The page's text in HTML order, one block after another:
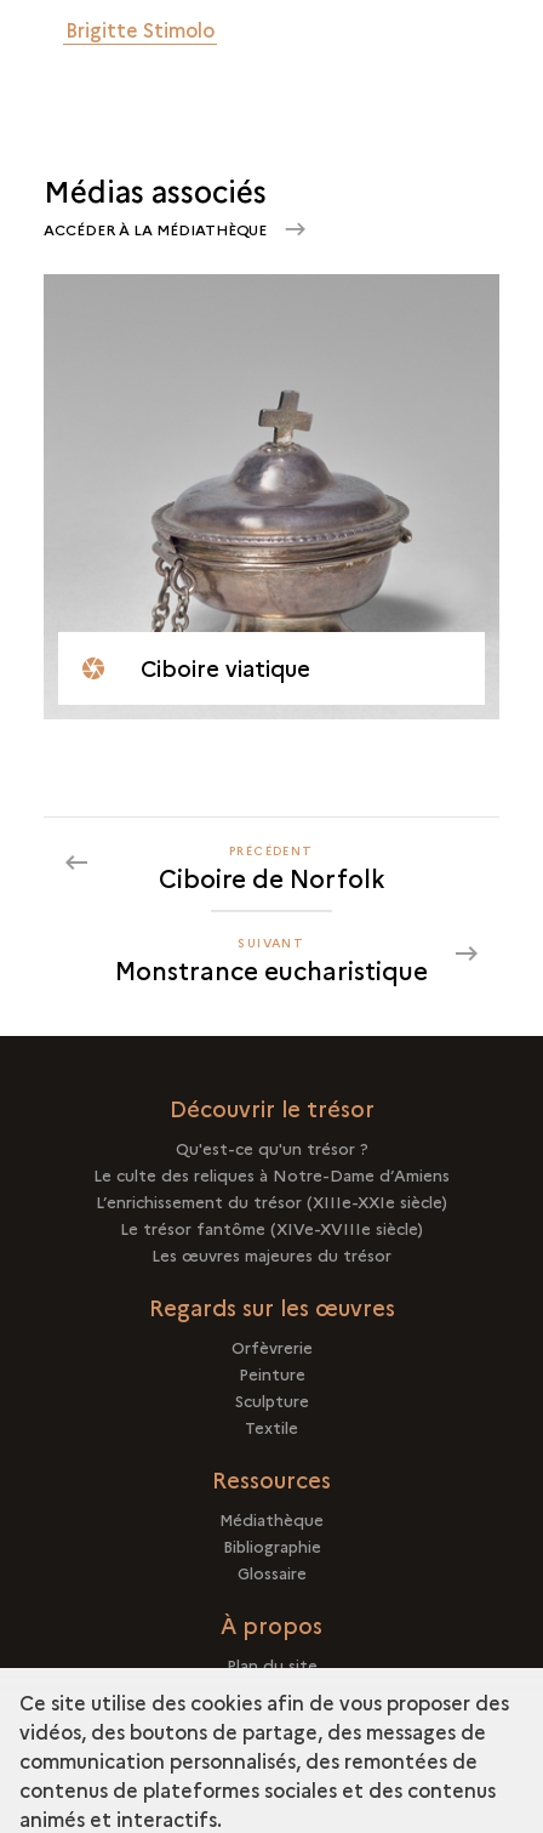
Brigitte Stimolo
Médias associés
ACCÉDER À LA MÉDIATHÈQUE
Ciboire viatique
PRÉCÉDENT
MONSTRANCE
EUCHARISTIQUE
PRÉCÉDENT
Ciboire de Norfolk
SUIVANT
MONSTRANCE
SUIVANT
Monstrance eucharistique
Découvrir le trésor
Qu'est-ce qu'un trésor ?
Le culte des reliques à Notre-Dame d’Amiens
L’enrichissement du trésor (XIIIe-XXIe siècle)
Le trésor fantôme (XIVe-XVIIIe siècle)
Les œuvres majeures du trésor
Regards sur les œuvres
Orfèvrerie
Peinture
Sculpture
Textile
Ressources
Médiathèque
Bibliographie
Glossaire
À propos
Plan du site
Crédits
Ce site utilise des cookies afin de vous proposer des
vidéos, des boutons de partage, des messages de
communication personnalisés, des remontées de
contenus de plateformes sociales et des contenus
animés et interactifs.